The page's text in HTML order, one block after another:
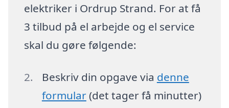
elektriker i Ordrup Strand. For at få
3 tilbud på el arbejde og el service
skal du gøre følgende:
Beskriv din opgave via denne
formular(det tager få minutter)